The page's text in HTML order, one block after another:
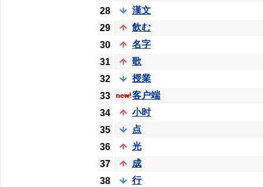
28
漢文
29
飲む
30
名字
31
歌
32
授業
33
客户端
34
小时
35
点
36
光
37
成
38
行